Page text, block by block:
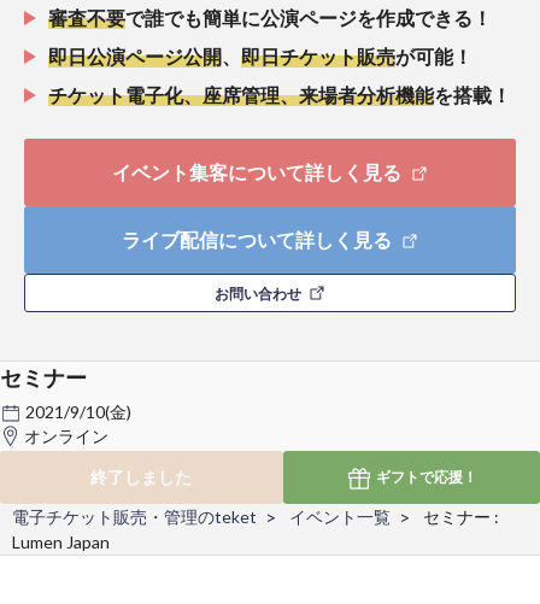
審査不要で誰でも簡単に公演ページを作成できる！
即日公演ページ公開
即日チケット販売が可能！
チケット電子化、座席管理、来場者分析機能を搭載！
イベント集客について詳しく見る
ライブ配信について詳しく見る
お問い合わせ
セミナー
2021/9/10(金)
オンライン
終了しました
ギフトで応援！
電子チケット販売・管理のteket イベント一覧
セミナー :
Lumen Japan